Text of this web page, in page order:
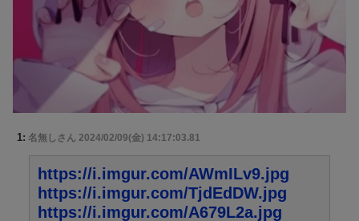
1: 名無しさん 2024/02/09(金) 14:17:03.81
https://i.imgur.com/AWmILv9.jpg
https://i.imgur.com/TjdEdDW.jpg
https://i.imgur.com/A679L2a.jpg